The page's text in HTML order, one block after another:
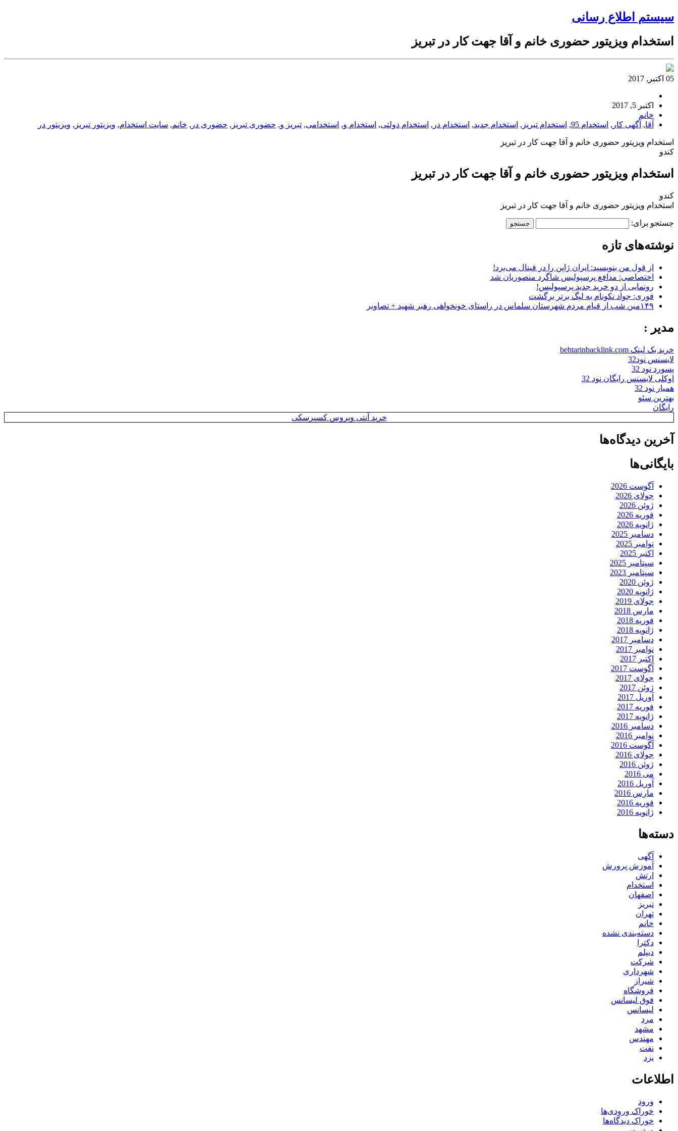
سیستم اطلاع رسانی
استخدام ویزیتور حضوری خانم و آقا جهت کار در تبریز
05 اکتبر, 2017
اکتبر 5, 2017
خانم
آقا, آگهی کار , استخدام 95 , استخدام تبریز , استخدام جدید, استخدام در , استخدام دولتی, استخدام و, استخدامی, تبریز و, حضوری تبریز , حضوری در , خانم, سایت استخدام, ویزیتور تبریز , ویزیتور در
استخدام ویزیتور حضوری خانم و آقا جهت کار در تبریز
کندو
استخدام ویزیتور حضوری خانم و آقا جهت کار در تبریز
کندو
استخدام ویزیتور حضوری خانم و آقا جهت کار در تبریز
جستجو برای:
نوشته‌های تازه
از قول من بنویسید: ایران ژاپن را در فینال می‌برد!
اختصاصی: مدافع پرسپولیس شاگرد منصوریان شد
رونمایی از دو خرید جدید پرسپولیس!
فوری: جواد نکونام به لیگ برتر برگشت
۱۴۹مین شب از قیام مردم شهرستان سلماس در راستای خونخواهی رهبر شهید + تصاویر
مدیر :
خرید بک لینک behtarinbacklink.com
لایسنس نود32
پسورد نود 32
اوکلی لایسنس رایگان نود 32
همیار نود 32
بهترین سئو
رایگان
خرید آنتی ویروس کسپرسکی
آخرین دیدگاه‌ها
بایگانی‌ها
آگوست 2026
جولای 2026
ژوئن 2026
فوریه 2026
ژانویه 2026
دسامبر 2025
نوامبر 2025
اکتبر 2025
سپتامبر 2025
سپتامبر 2023
ژوئن 2020
ژانویه 2020
جولای 2019
مارس 2018
فوریه 2018
ژانویه 2018
دسامبر 2017
نوامبر 2017
اکتبر 2017
آگوست 2017
جولای 2017
ژوئن 2017
آوریل 2017
فوریه 2017
ژانویه 2017
دسامبر 2016
نوامبر 2016
آگوست 2016
جولای 2016
ژوئن 2016
می 2016
آوریل 2016
مارس 2016
فوریه 2016
ژانویه 2016
دسته‌ها
آگهی
آموزش پرورش
ارتش
استخدام
اصفهان
تبریز
تهران
خانم
دسته‌بندی نشده
دکترا
دیپلم
شرکت
شهرداری
شیراز
فروشگاه
فوق لیسانس
لیسانس
مرد
مشهد
مهندس
نفت
یزد
اطلاعات
ورود
خوراک ورودی‌ها
خوراک دیدگاه‌ها